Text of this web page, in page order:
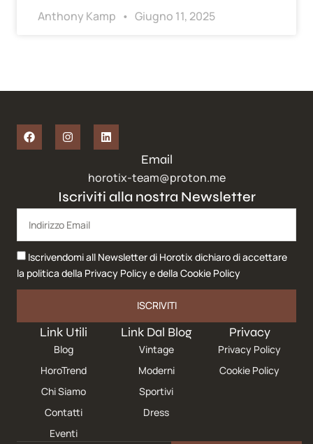
Anthony Kamp Giugno 11, 2025
Link Utili
Blog
HoroTrend
Chi Siamo
Contatti
Eventi
Link Dal Blog
Vintage
Moderni
Sportivi
Dress
Privacy
Privacy Policy
Cookie Policy
Iscriviti alla nostra Newsletter
Iscrivendomi all Newsletter di Horotix dichiaro di accettare
la politica della Privacy Policye della Cookie Policy
ISCRIVITI
Email
horotix-team@proton.me